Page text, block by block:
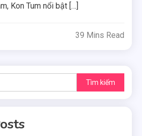
Kon Tum nổi bật […]
39 Mins Read
Tìm
kiếm